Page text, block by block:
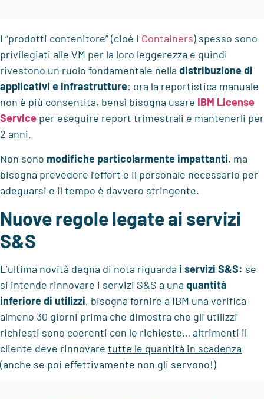
I “prodotti contenitore” (cioè i Containers) spesso sono
privilegiati alle VM per la loro leggerezza e quindi
rivestono un ruolo fondamentale nella distribuzione di
applicativi e infrastrutture: ora la reportistica manuale
non è più consentita, bensì bisogna usare IBM License
Service per eseguire report trimestrali e mantenerli per
2 anni.
Non sono modifiche particolarmente impattanti, ma
bisogna prevedere l’effort e il personale necessario per
adeguarsi e il tempo è davvero stringente.
Nuove regole legate ai servizi
S&S
L’ultima novità degna di nota riguarda i servizi S&S: se
si intende rinnovare i servizi S&S a una quantità
inferiore di utilizzi, bisogna fornire a IBM una verifica
almeno 30 giorni prima che dimostra che gli utilizzi
richiesti sono coerenti con le richieste… altrimenti il
cliente deve rinnovare tutte le quantità in scadenza
(anche se poi effettivamente non gli servono!)